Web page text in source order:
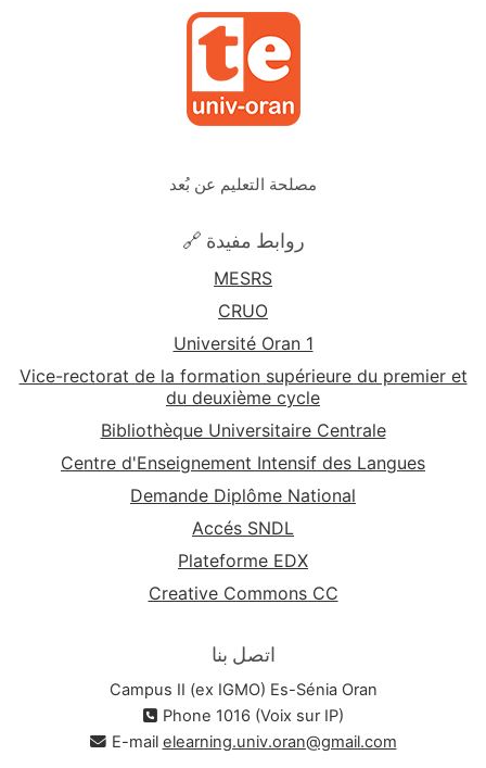
مصلحة التعليم عن بُعد
🔗 روابط مفيدة
MESRS
CRUO
Université Oran 1
Vice-rectorat de la formation supérieure du premier et
du deuxième cycle
Bibliothèque Universitaire Centrale
Centre d'Enseignement Intensif des Langues
Demande Diplôme National
Accés SNDL
Plateforme EDX
Creative Commons CC
اتصل بنا
Campus II (ex IGMO) Es-Sénia Oran
Phone 1016 (Voix sur IP)
E-mail elearning.univ.oran@gmail.com